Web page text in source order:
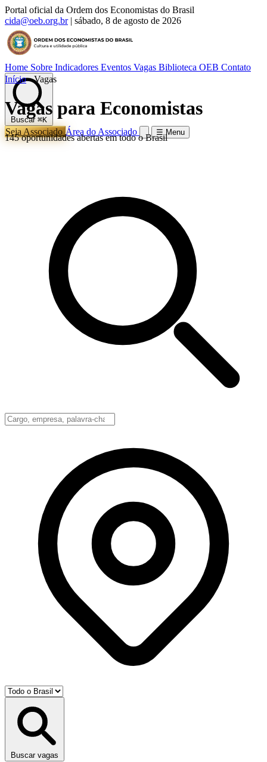
Portal oficial da Ordem dos Economistas do Brasil
cida@oeb.org.br | sábado, 8 de agosto de 2026
Home Sobre Indicadores Eventos Vagas Biblioteca OEB Contato
Buscar ⌘K
Seja AssociadoÁrea do Associado ☰ Menu
Início › Vagas
Vagas para Economistas
145 oportunidades abertas em todo o Brasil
Buscar vagas